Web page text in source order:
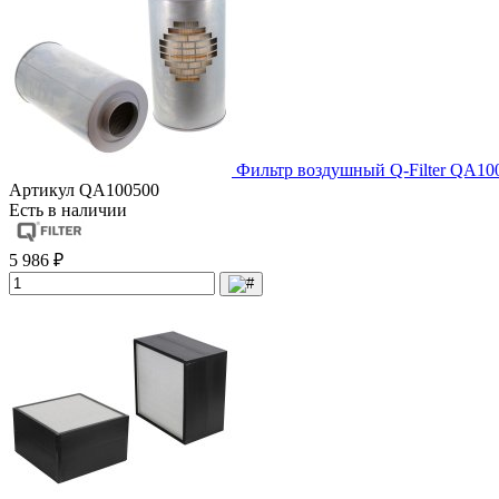
Фильтр воздушный Q-Filter
Артикул QA100500
Есть в наличии
5 986 ₽